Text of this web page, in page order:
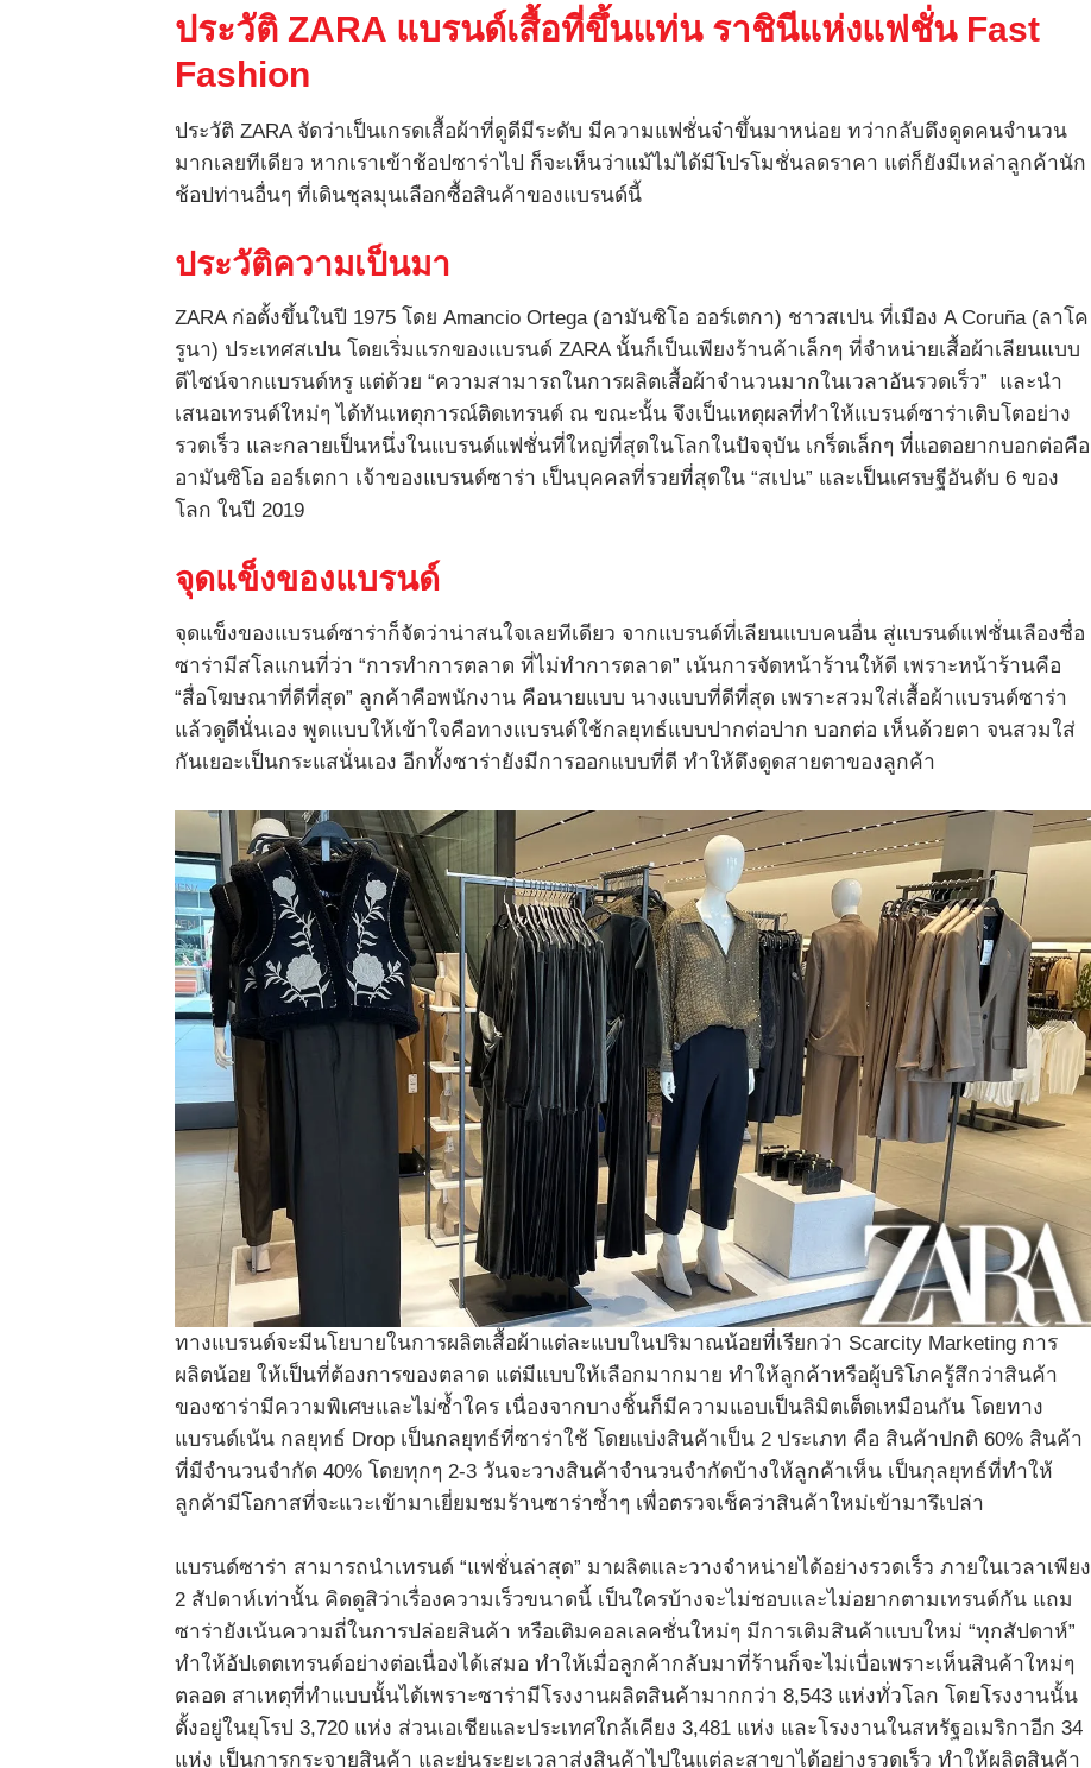
ประวัติ ZARA แบรนด์เสื้อที่ขึ้นแท่น ราชินีแห่งแฟชั่น Fast
Fashion
ประวัติ ZARA จัดว่าเป็นเกรดเสื้อผ้าที่ดูดีมีระดับ มีความแฟชั่นจ๋าขึ้นมาหน่อย ทว่ากลับดึงดูดคนจำนวน
มากเลยทีเดียว หากเราเข้าช้อปซาร่าไป ก็จะเห็นว่าแม้ไม่ได้มีโปรโมชั่นลดราคา แต่ก็ยังมีเหล่าลูกค้านัก
ช้อปท่านอื่นๆ ที่เดินชุลมุนเลือกซื้อสินค้าของแบรนด์นี้
ประวัติความเป็นมา
ZARA ก่อตั้งขึ้นในปี 1975 โดย Amancio Ortega (อามันซิโอ ออร์เตกา) ชาวสเปน ที่เมือง A Coruña (ลาโค
รูนา) ประเทศสเปน โดยเริ่มแรกของแบรนด์ ZARA นั้นก็เป็นเพียงร้านค้าเล็กๆ ที่จำหน่ายเสื้อผ้าเลียนแบบ
ดีไซน์จากแบรนด์หรู แต่ด้วย “ความสามารถในการผลิตเสื้อผ้าจำนวนมากในเวลาอันรวดเร็ว” และนำ
เสนอเทรนด์ใหม่ๆ ได้ทันเหตุการณ์ติดเทรนด์ ณ ขณะนั้น จึงเป็นเหตุผลที่ทำให้แบรนด์ซาร่าเติบโตอย่าง
รวดเร็ว และกลายเป็นหนึ่งในแบรนด์แฟชั่นที่ใหญ่ที่สุดในโลกในปัจจุบัน เกร็ดเล็กๆ ที่แอดอยากบอกต่อคือ
อามันซิโอ ออร์เตกา เจ้าของแบรนด์ซาร่า เป็นบุคคลที่รวยที่สุดใน “สเปน” และเป็นเศรษฐีอันดับ 6 ของ
โลก ในปี 2019
จุดแข็งของแบรนด์
จุดแข็งของแบรนด์ซาร่าก็จัดว่าน่าสนใจเลยทีเดียว จากแบรนด์ที่เลียนแบบคนอื่น สู่แบรนด์แฟชั่นเลืองชื่อ
ซาร่ามีสโลแกนที่ว่า “การทำการตลาด ที่ไม่ทำการตลาด” เน้นการจัดหน้าร้านให้ดี เพราะหน้าร้านคือ
“สื่อโฆษณาที่ดีที่สุด” ลูกค้าคือพนักงาน คือนายแบบ นางแบบที่ดีที่สุด เพราะสวมใส่เสื้อผ้าแบรนด์ซาร่า
แล้วดูดีนั่นเอง พูดแบบให้เข้าใจคือทางแบรนด์ใช้กลยุทธ์แบบปากต่อปาก บอกต่อ เห็นด้วยตา จนสวมใส่
กันเยอะเป็นกระแสนั่นเอง อีกทั้งซาร่ายังมีการออกแบบที่ดี ทำให้ดึงดูดสายตาของลูกค้า
ทางแบรนด์จะมีนโยบายในการผลิตเสื้อผ้าแต่ละแบบในปริมาณน้อยที่เรียกว่า Scarcity Marketing การ
ผลิตน้อย ให้เป็นที่ต้องการของตลาด แต่มีแบบให้เลือกมากมาย ทำให้ลูกค้าหรือผู้บริโภครู้สึกว่าสินค้า
ของซาร่ามีความพิเศษและไม่ซ้ำใคร เนื่องจากบางชิ้นก็มีความแอบเป็นลิมิตเต็ดเหมือนกัน โดยทาง
แบรนด์เน้น กลยุทธ์ Drop เป็นกลยุทธ์ที่ซาร่าใช้ โดยแบ่งสินค้าเป็น 2 ประเภท คือ สินค้าปกติ 60% สินค้า
ที่มีจำนวนจำกัด 40% โดยทุกๆ 2-3 วันจะวางสินค้าจำนวนจำกัดบ้างให้ลูกค้าเห็น เป็นกุลยุทธ์ที่ทำให้
ลูกค้ามีโอกาสที่จะแวะเข้ามาเยี่ยมชมร้านซาร่าซ้ำๆ เพื่อตรวจเช็คว่าสินค้าใหม่เข้ามารึเปล่า
แบรนด์ซาร่า สามารถนำเทรนด์ “แฟชั่นล่าสุด” มาผลิตและวางจำหน่ายได้อย่างรวดเร็ว ภายในเวลาเพียง
2 สัปดาห์เท่านั้น คิดดูสิว่าเรื่องความเร็วขนาดนี้ เป็นใครบ้างจะไม่ชอบและไม่อยากตามเทรนด์กัน แถม
ซาร่ายังเน้นความถี่ในการปล่อยสินค้า หรือเติมคอลเลคชั่นใหม่ๆ มีการเติมสินค้าแบบใหม่ “ทุกสัปดาห์”
ทำให้อัปเดตเทรนด์อย่างต่อเนื่องได้เสมอ ทำให้เมื่อลูกค้ากลับมาที่ร้านก็จะไม่เบื่อเพราะเห็นสินค้าใหม่ๆ
ตลอด สาเหตุที่ทำแบบนั้นได้เพราะซาร่ามีโรงงานผลิตสินค้ามากกว่า 8,543 แห่งทั่วโลก โดยโรงงานนั้น
ตั้งอยู่ในยุโรป 3,720 แห่ง ส่วนเอเชียและประเทศใกล้เคียง 3,481 แห่ง และโรงงานในสหรัฐอเมริกาอีก 34
แห่ง เป็นการกระจายสินค้า และย่นระยะเวลาส่งสินค้าไปในแต่ละสาขาได้อย่างรวดเร็ว ทำให้ผลิตสินค้า